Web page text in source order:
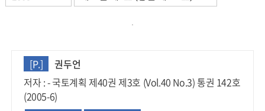
[P.]
권두언
저자 : - 국토계획 제40권 제3호 (Vol.40 No.3) 통권 142호
(2005-6)